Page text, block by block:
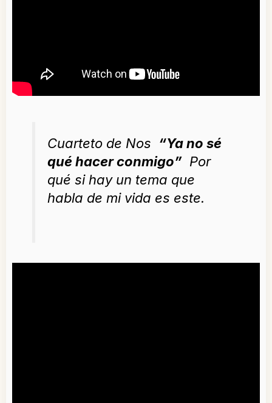
Cuarteto de Nos “Ya no sé
qué hacer conmigo” Por
qué si hay un tema que
habla de mi vida es este.